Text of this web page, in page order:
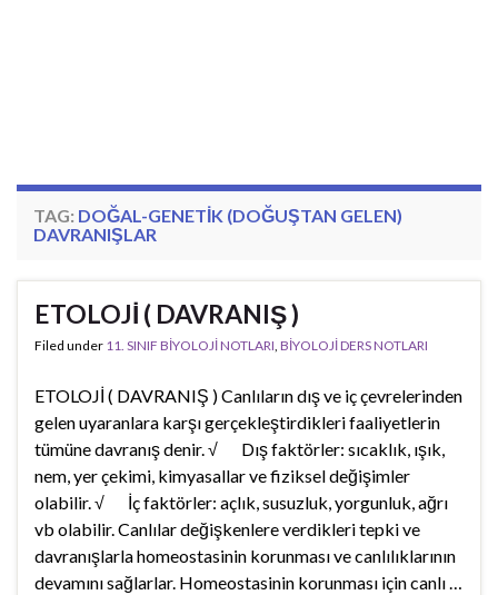
TAG: DOĞAL-GENETIK (DOĞUŞTAN GELEN)
DAVRANIŞLAR
ETOLOJİ ( DAVRANIŞ )
Filed under 11. SINIF BİYOLOJİ NOTLARI, BİYOLOJİ DERS NOTLARI
ETOLOJİ ( DAVRANIŞ ) Canlıların dış ve iç çevrelerinden
gelen uyaranlara karşı gerçekleştirdikleri faaliyetlerin
tümüne davranış denir. √ Dış faktörler: sıcaklık, ışık,
nem, yer çekimi, kimyasallar ve fiziksel değişimler
olabilir. √ İç faktörler: açlık, susuzluk, yorgunluk, ağrı
vb olabilir. Canlılar değişkenlere verdikleri tepki ve
davranışlarla homeostasinin korunması ve canlılıklarının
devamını sağlarlar. Homeostasinin korunması için canlı …